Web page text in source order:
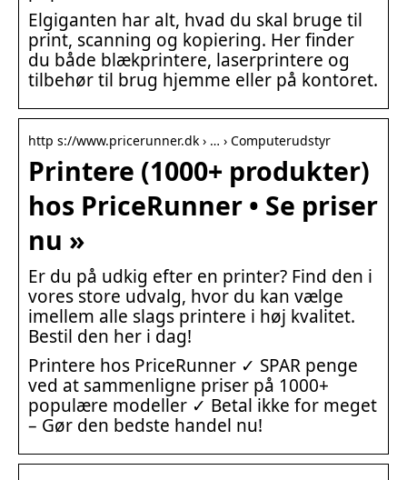
Elgiganten har alt, hvad du skal bruge til
print, scanning og kopiering. Her finder
du både blækprintere, laserprintere og
tilbehør til brug hjemme eller på kontoret.
http s://www.pricerunner.dk › … › Computerudstyr
Printere (1000+ produkter)
hos PriceRunner • Se priser
nu »
Er du på udkig efter en printer? Find den i
vores store udvalg, hvor du kan vælge
imellem alle slags printere i høj kvalitet.
Bestil den her i dag!
Printere hos PriceRunner ✓ SPAR penge
ved at sammenligne priser på 1000+
populære modeller ✓ Betal ikke for meget
– Gør den bedste handel nu!